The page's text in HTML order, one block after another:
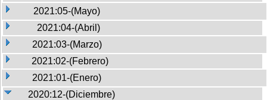
2021:05-(Mayo)
2021:04-(Abril)
2021:03-(Marzo)
2021:02-(Febrero)
2021:01-(Enero)
2020:12-(Diciembre)